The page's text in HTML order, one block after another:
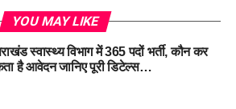
के माध्यम से दो बार पहले भी भर्ती
उत्तराखंड देश का पहला राज्य है जिसने सहकारी
को चुना है ताकि भर्ती पूरी तरह से पारदर्शी
बैंकों में खाली पदों को भरना और उनकी
YOU MAY LIKE
स्वास्थ्य विभाग में 365 पदों भर्ती, कौन कर
है आवेदन जानिए पूरी डिटेल्स…